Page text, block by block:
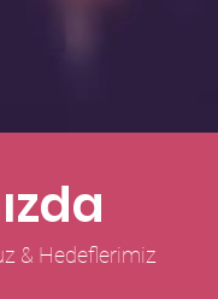
& Hedeflerimiz